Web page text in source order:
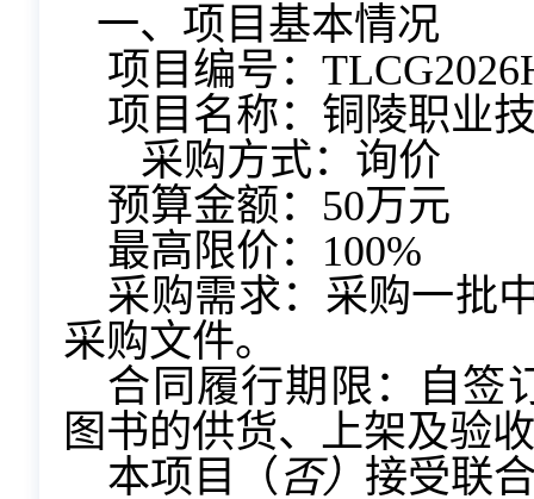
一、项目基本情况
项目编号：
项目名称：铜陵职业
采购方式：询价
预算金额：50万元
最高限价：100%
采购需求：采购一批
采购文件。
合同履行期限：自签
图书的供货、上架及验
本项目
（ 否） 接受联